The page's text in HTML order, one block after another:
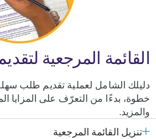
القائمة المرجعية
دليلك الشامل لعملية تقديم طلب
خطوة، بدءًا من التعرّف على المزايا
والمزيد.
تنزيل القائمة المرجعية